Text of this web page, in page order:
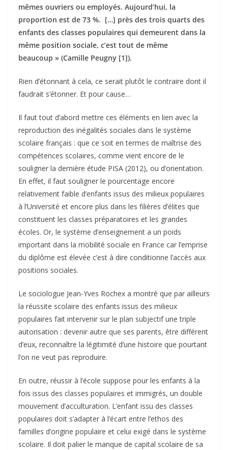
mêmes ouvriers ou employés. Aujourd’hui, la
proportion est de 73 %. […] près des trois quarts des
enfants des classes populaires qui demeurent dans la
même position sociale, c’est tout de même
beaucoup » (Camille Peugny [1]).
Rien d’étonnant à cela, ce serait plutôt le contraire dont il
faudrait s’étonner. Et pour cause…
Il faut tout d’abord mettre ces éléments en lien avec la
reproduction des inégalités sociales dans le système
scolaire français : que ce soit en termes de maîtrise des
compétences scolaires, comme vient encore de le
souligner la dernière étude PISA (2012), ou d’orientation.
En effet, il faut souligner le pourcentage encore
relativement faible d’enfants issus des milieux populaires
à l’Université et encore plus dans les filières d’élites que
constituent les classes préparatoires et les grandes
écoles. Or, le système d’enseignement a un poids
important dans la mobilité sociale en France car l’emprise
du diplôme est élevée c’est à dire conditionne l’accès aux
positions sociales.
Le sociologue Jean-Yves Rochex a montré que par ailleurs
la réussite scolaire des enfants issus des milieux
populaires fait intervenir sur le plan subjectif une triple
autorisation : devenir autre que ses parents, être différent
d’eux, reconnaître la légitimité d’une histoire que pourtant
l’on ne veut pas reproduire.
En outre, réussir à l’école suppose pour les enfants à la
fois issus des classes populaires et immigrés, un double
mouvement d’acculturation. L’enfant issu des classes
populaires doit s’adapter à l’écart entre l’ethos des
familles d’origine populaire et celui exigé dans le système
scolaire. Il doit palier le manque de capital scolaire de sa